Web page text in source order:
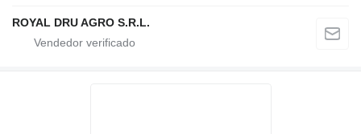
ROYAL DRU AGRO S.R.L.